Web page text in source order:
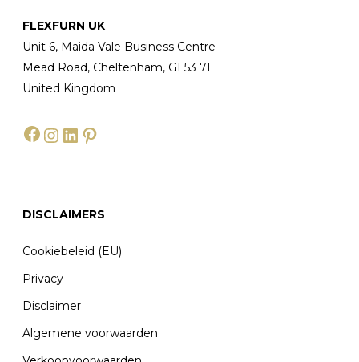
FLEXFURN UK
Unit 6, Maida Vale Business Centre
Mead Road, Cheltenham, GL53 7E
United Kingdom
Facebook
Instagram
LinkedIn
DISCLAIMERS
Cookiebeleid (EU)
Privacy
Disclaimer
Algemene voorwaarden